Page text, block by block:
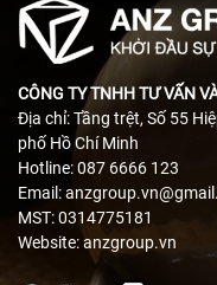
CÔNG TY TNHH TƯ VẤN
Địa chỉ: Tầng trệt, Số 55
phố Hồ Chí Minh
Hotline: 087 6666 123
Email:
MST: 0314775181
Website: anzgroup.vn